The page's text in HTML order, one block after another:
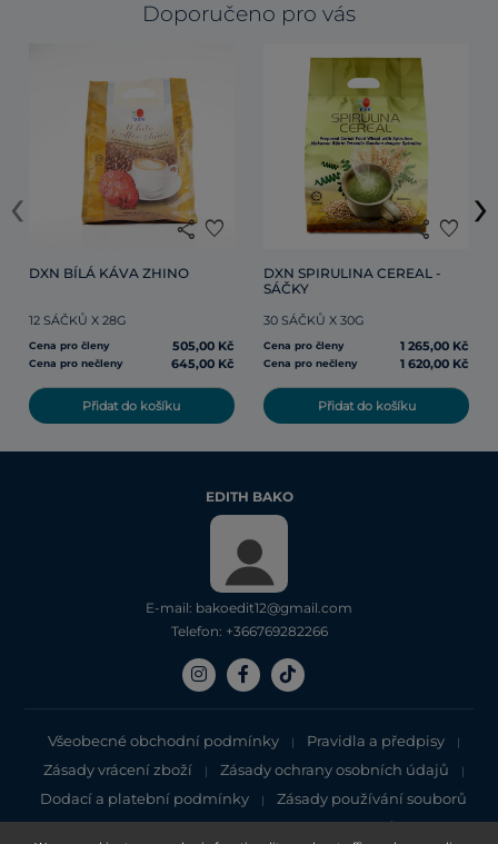
Doporučeno pro vás
share favorite
DXN BÍLÁ KÁVA ZHINO
12 SÁČKŮ X 28G
Cena pro členy 505,00 Kč
Cena pro nečleny 645,00 Kč
Přidat do košíku
share favorite
DXN SPIRULINA CEREAL -
SÁČKY
30 SÁČKŮ X 30G
Cena pro členy 1 265,00 Kč
Cena pro nečleny 1 620,00 Kč
Přidat do košíku
‹ ›
EDITH BAKO
E-mail: bakoedit12@gmail.com
Telefon: +366769282266
Všeobecné obchodní podmínky | Pravidla a předpisy |
Zásady vrácení zboží | Zásady ochrany osobních údajů |
Dodací a platební podmínky |
Zásady používání souborů
cookie
Zásady ochrany osobních údajů